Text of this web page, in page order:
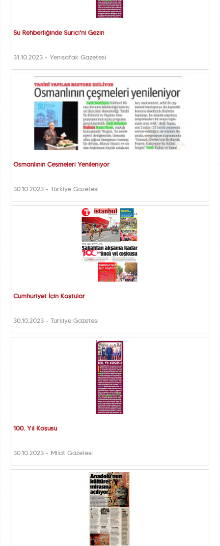
Su Rehberliğinde Suriçi'ni Gezin
31.10.2023 - Yenişafak Gazetesi
Osmanlının Çeşmeleri Yenileniyor
30.10.2023 - Türkiye Gazetesi
Cumhuriyet İçin Koştular
30.10.2023 - Türkiye Gazetesi
100. Yıl Koşusu
30.10.2023 - Milat Gazetesi